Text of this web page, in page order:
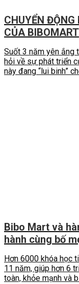
CHUYỂN ĐỘNG
CỦA BIBOMART
Suốt 3 năm yên ắng
hỏi về sự phát triển
này đang “lui binh”
Bibo Mart và
hành cùng bố
Hơn 6000 khóa học
11 năm, giúp hơn 6
toàn, khỏe mạnh và